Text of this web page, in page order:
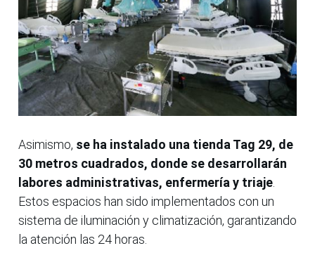
Asimismo, se ha instalado una tienda Tag 29, de
30 metros cuadrados, donde se desarrollarán
labores administrativas, enfermería y triaje.
Estos espacios han sido implementados con un
sistema de iluminación y climatización, garantizando
la atención las 24 horas.